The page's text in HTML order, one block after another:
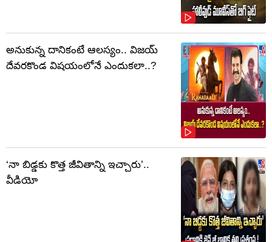
అనుకున్న దానికంటే ఆలస్యం.. విజయ్
దేవరకొండ విషయంలోనే ఎందుకలా..?
‘నా బిడ్డకు కొత్త జీవితాన్ని ఇచ్చారు’..
వీడియో